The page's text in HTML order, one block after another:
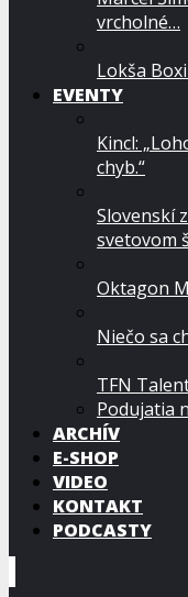
vrcholné…
Lokša
EVENTY
Kincl:
chyb.“
Slovenskí
svetovom
Oktagon
Niečo sa
TFN
Podujatia
ARCHÍV
E-SHOP
VIDEO
KONTAKT
PODCASTY